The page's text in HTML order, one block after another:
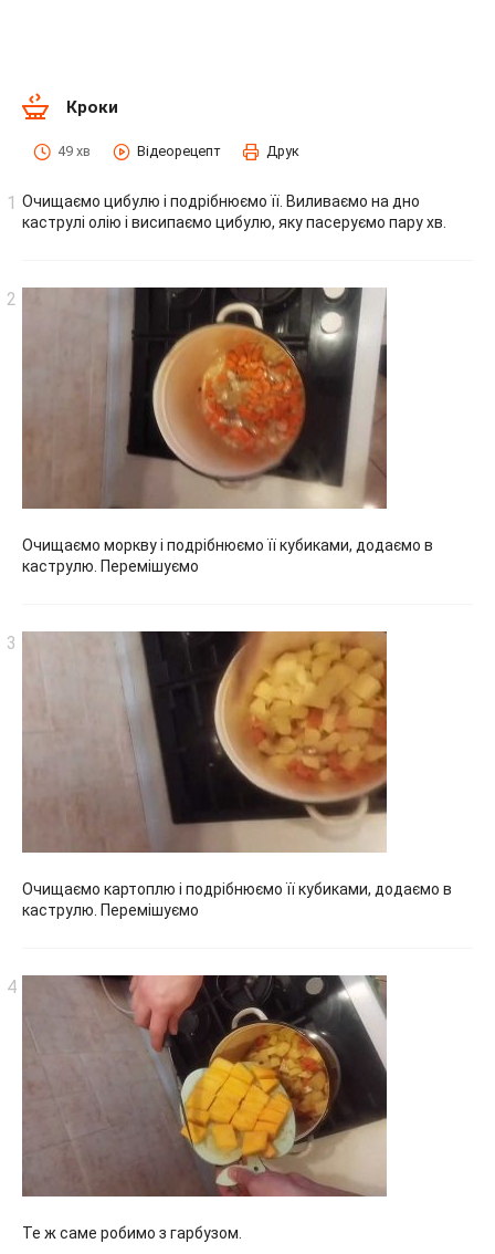
Кроки
49 хв Відеорецепт Друк
Очищаємо цибулю і подрібнюємо її. Виливаємо на дно
каструлі олію і висипаємо цибулю, яку пасеруємо пару хв.
Очищаємо моркву і подрібнюємо її кубиками, додаємо в
каструлю. Перемішуємо
Очищаємо картоплю і подрібнюємо її кубиками, додаємо в
каструлю. Перемішуємо
Те ж саме робимо з гарбузом.